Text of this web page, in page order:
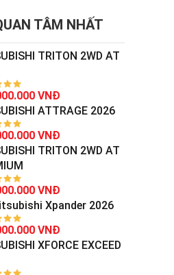
TÂM NHẤT
TRITON 2WD AT
VNĐ
ATTRAGE 2026
VNĐ
TRITON 2WD AT
VNĐ
Xpander 2026
VNĐ
XFORCE EXCEED